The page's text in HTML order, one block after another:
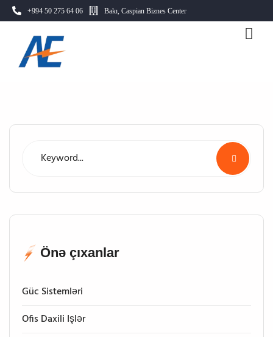
+994 50 275 64 06 Bakı, Caspian Biznes Center
Önə çıxanlar
Güc Sistemləri
Ofis Daxili Işlər